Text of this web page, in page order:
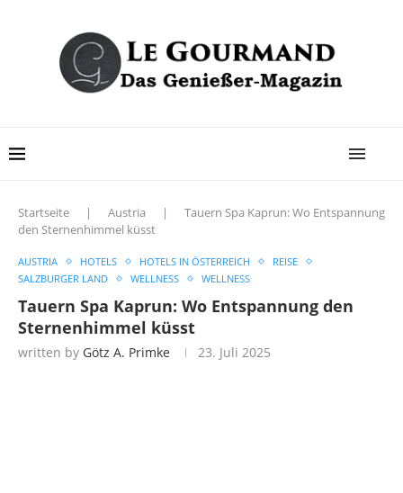
Startseite | Austria |
Tauern Spa Kaprun: Wo Entspannung
den Sternenhimmel küsst
AUSTRIA HOTELS HOTELS IN ÖSTERREICH
REISE
SALZBURGER LAND
WELLNESS WELLNESS
Tauern Spa Kaprun: Wo Entspannung den
Sternenhimmel küsst
written by Götz A. Primke 23. Juli 2025